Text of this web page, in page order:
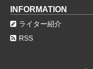
INFORMATION
ライター紹介
RSS